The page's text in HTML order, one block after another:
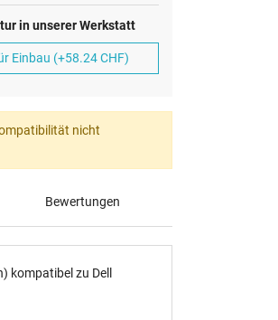
in unserer Werkstatt
Einbau (+58.24 CHF)
nicht
Bewertungen
kompatibel zu Dell